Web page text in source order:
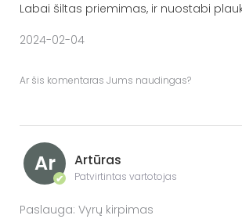
Labai šiltas priemimas, ir nuostabi
2024-02-04
Ar šis komentaras Jums naudingas?
Ar
✔
Artūras
Patvirtintas vartotojas
Paslauga: Vyrų kirpimas